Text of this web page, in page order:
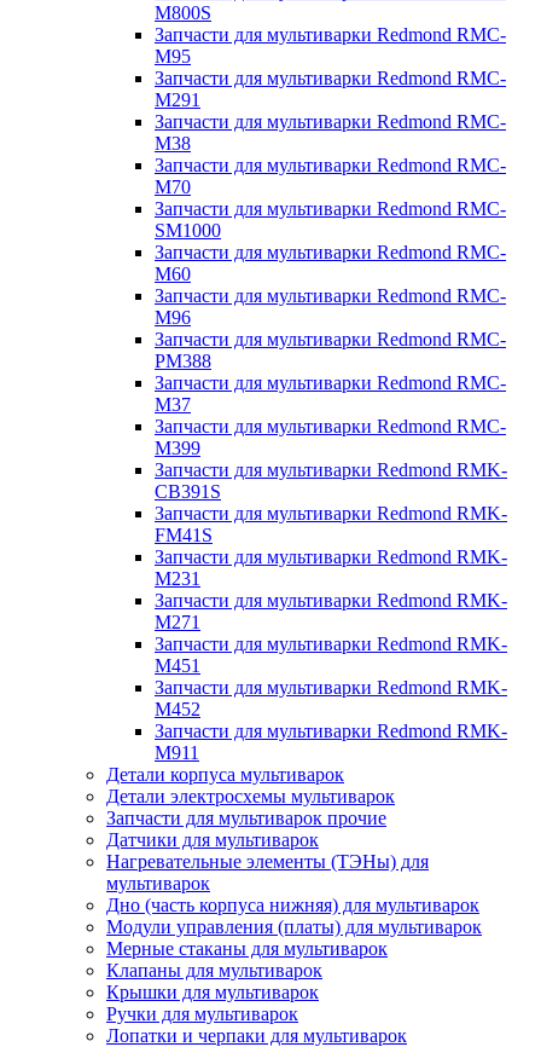
M800S
Запчасти для мультиварки Redmond RMC-
M95
Запчасти для мультиварки Redmond RMC-
M291
Запчасти для мультиварки Redmond RMC-
M38
Запчасти для мультиварки Redmond RMC-
M70
Запчасти для мультиварки Redmond RMC-
SM1000
Запчасти для мультиварки Redmond RMC-
M60
Запчасти для мультиварки Redmond RMC-
M96
Запчасти для мультиварки Redmond RMC-
PM388
Запчасти для мультиварки Redmond RMC-
M37
Запчасти для мультиварки Redmond RMC-
M399
Запчасти для мультиварки Redmond RMK-
CB391S
Запчасти для мультиварки Redmond RMK-
FM41S
Запчасти для мультиварки Redmond RMK-
M231
Запчасти для мультиварки Redmond RMK-
M271
Запчасти для мультиварки Redmond RMK-
M451
Запчасти для мультиварки Redmond RMK-
M452
Запчасти для мультиварки Redmond RMK-
M911
Детали корпуса мультиварок
Детали электросхемы мультиварок
Запчасти для мультиварок прочие
Датчики для мультиварок
Нагревательные элементы (ТЭНы) для
мультиварок
Дно (часть корпуса нижняя) для мультиварок
Модули управления (платы) для мультиварок
Мерные стаканы для мультиварок
Клапаны для мультиварок
Крышки для мультиварок
Ручки для мультиварок
Лопатки и черпаки для мультиварок